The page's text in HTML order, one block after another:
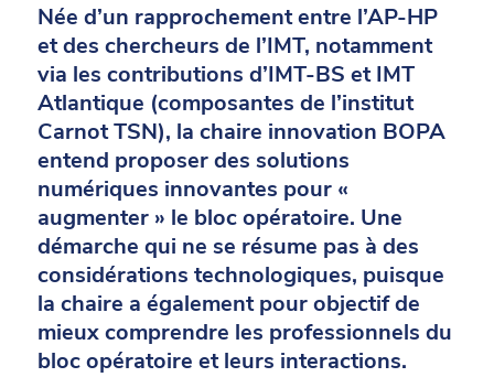
Née d’un rapprochement entre l’AP-HP
et des chercheurs de l’IMT, notamment
via les contributions d’IMT-BS et IMT
Atlantique (composantes de l’institut
Carnot TSN), la chaire innovation BOPA
entend proposer des solutions
numériques innovantes pour «
augmenter » le bloc opératoire. Une
démarche qui ne se résume pas à des
considérations technologiques, puisque
la chaire a également pour objectif de
mieux comprendre les professionnels du
bloc opératoire et leurs interactions.